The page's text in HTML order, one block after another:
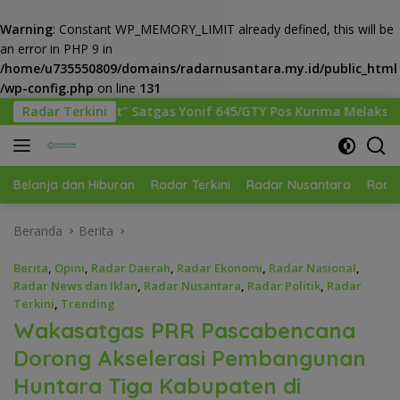
Warning: Constant WP_MEMORY_LIMIT already defined, this will be
an error in PHP 9 in
/home/u735550809/domains/radarnusantara.my.id/public_html
/wp-config.php on line 131
Langsung
ke
konten
Radar Terkini
645/GTY Pos Kurima Melaksanakan Pelayanan
Belanja dan Hiburan Radar Terkini Radar Nusantara
Beranda Berita
Berita, Opini, Radar Daerah, Radar Ekonomi, Radar Nasional,
Radar News dan Iklan, Radar Nusantara, Radar Politik, Radar
Terkini, Trending
Wakasatgas PRR Pascabencana
Dorong Akselerasi Pembangunan
Huntara Tiga Kabupaten di